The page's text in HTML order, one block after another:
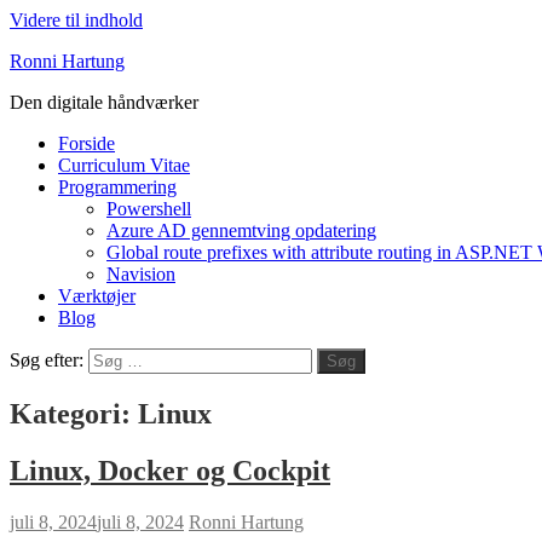
Videre til indhold
Ronni Hartung
Den digitale håndværker
Forside
Curriculum Vitae
Programmering
Powershell
Azure AD gennemtving opdatering
Global route prefixes with attribute routing in ASP.NET
Navision
Værktøjer
Blog
Søg efter: Søg
Kategori: Linux
Linux, Docker og Cockpit
juli 8, 2024juli 8, 2024 Ronni Hartung